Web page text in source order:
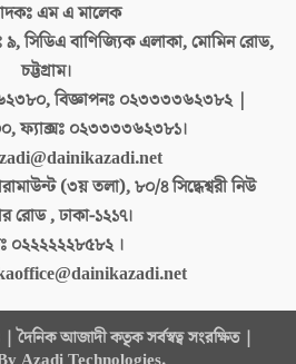
এম এ মালেক
৯, সিডিএ বাণিজ্যিক এলাকা, মোমিন রোড,
চট্টগ্রাম।
বিজ্ঞাপনঃ ০২৩৩৩৩৬২৩৮২ |
ফ্যাক্সঃ ০২৩৩৩৩৬২৩৮১।
(৩য় তলা), ৮০/৪ সিদ্ধেশ্বরী নিউ
রোড , ঢাকা-১২১৭।
০২২২২২২৮৫৮২ ।
আজাদী কতৃক সর্বস্বত্ব সংরক্ষিত |